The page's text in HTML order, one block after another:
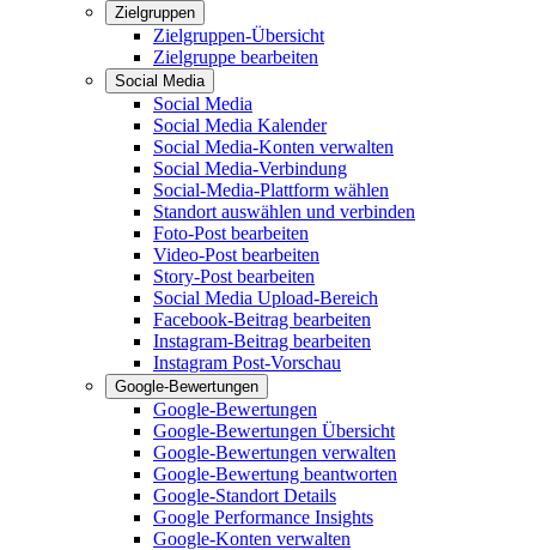
Zielgruppen
Zielgruppen-Übersicht
Zielgruppe bearbeiten
Social Media
Social Media
Social Media Kalender
Social Media-Konten verwalten
Social Media-Verbindung
Social-Media-Plattform wählen
Standort auswählen und verbinden
Foto-Post bearbeiten
Video-Post bearbeiten
Story-Post bearbeiten
Social Media Upload-Bereich
Facebook-Beitrag bearbeiten
Instagram-Beitrag bearbeiten
Instagram Post-Vorschau
Google-Bewertungen
Google-Bewertungen
Google-Bewertungen Übersicht
Google-Bewertungen verwalten
Google-Bewertung beantworten
Google-Standort Details
Google Performance Insights
Google-Konten verwalten